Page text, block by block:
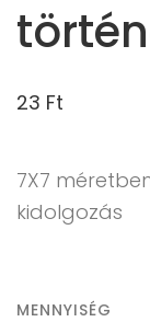
23 Ft
7X7
kidolgozás
MENNYISÉG